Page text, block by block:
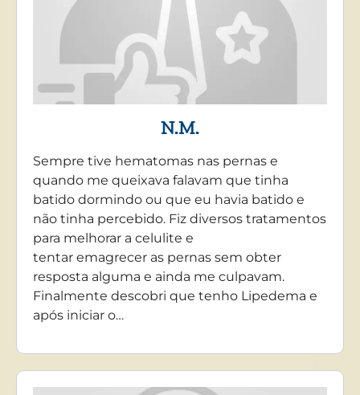
N.M.
Sempre tive hematomas nas pernas e
quando me queixava falavam que tinha
batido dormindo ou que eu havia batido e
não tinha percebido. Fiz diversos tratamentos
para melhorar a celulite e
tentar emagrecer as pernas sem obter
resposta alguma e ainda me culpavam.
Finalmente descobri que tenho Lipedema e
após iniciar o…